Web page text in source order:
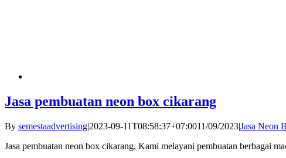
Jasa pembuatan neon box cikarang
By semestaadvertising|2023-09-11T08:58:37+07:0011/09/2023|Jasa Neon
Jasa pembuatan neon box cikarang, Kami melayani pembuatan berbagai